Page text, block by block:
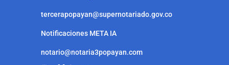
tercerapopayan@supernotariado.gov.co
Notificaciones META IA
notario@notaria3popayan.com